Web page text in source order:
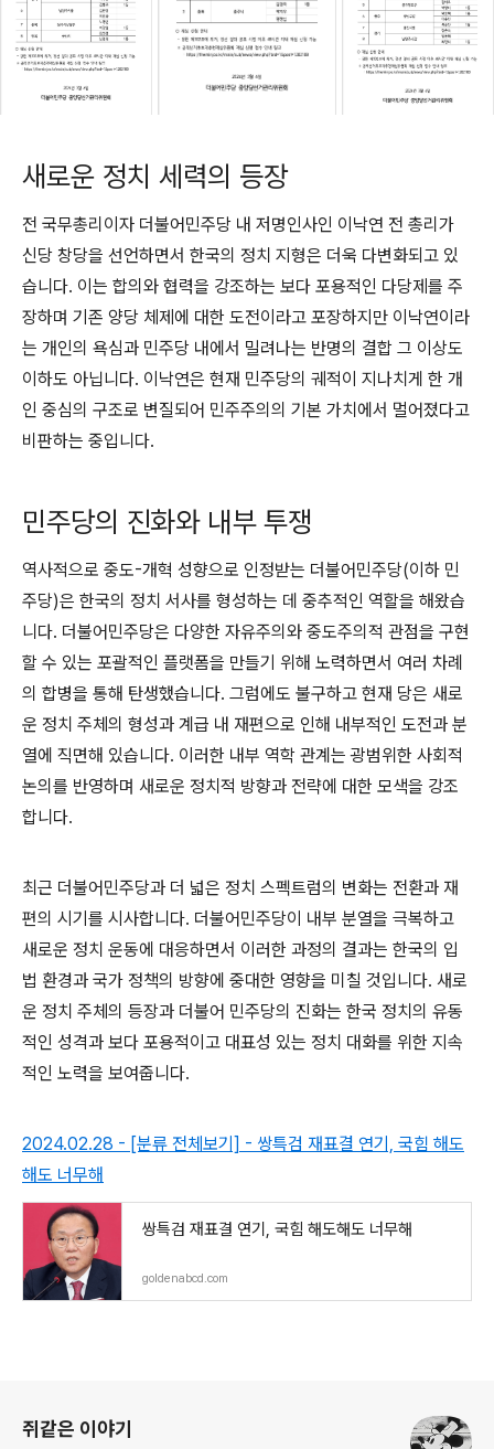
새로운 정치 세력의 등장
전 국무총리이자 더불어민주당 내 저명인사인 이낙연 전 총리가
신당 창당을 선언하면서 한국의 정치 지형은 더욱 다변화되고 있
습니다. 이는 합의와 협력을 강조하는 보다 포용적인 다당제를 주
장하며 기존 양당 체제에 대한 도전이라고 포장하지만 이낙연이라
는 개인의 욕심과 민주당 내에서 밀려나는 반명의 결합 그 이상도
이하도 아닙니다. 이낙연은 현재 민주당의 궤적이 지나치게 한 개
인 중심의 구조로 변질되어 민주주의의 기본 가치에서 멀어졌다고
비판하는 중입니다.
민주당의 진화와 내부 투쟁
역사적으로 중도-개혁 성향으로 인정받는 더불어민주당(이하 민
주당)은 한국의 정치 서사를 형성하는 데 중추적인 역할을 해왔습
니다. 더불어민주당은 다양한 자유주의와 중도주의적 관점을 구현
할 수 있는 포괄적인 플랫폼을 만들기 위해 노력하면서 여러 차례
의 합병을 통해 탄생했습니다. 그럼에도 불구하고 현재 당은 새로
운 정치 주체의 형성과 계급 내 재편으로 인해 내부적인 도전과 분
열에 직면해 있습니다. 이러한 내부 역학 관계는 광범위한 사회적
논의를 반영하며 새로운 정치적 방향과 전략에 대한 모색을 강조
합니다.
최근 더불어민주당과 더 넓은 정치 스펙트럼의 변화는 전환과 재
편의 시기를 시사합니다. 더불어민주당이 내부 분열을 극복하고
새로운 정치 운동에 대응하면서 이러한 과정의 결과는 한국의 입
법 환경과 국가 정책의 방향에 중대한 영향을 미칠 것입니다. 새로
운 정치 주체의 등장과 더불어 민주당의 진화는 한국 정치의 유동
적인 성격과 보다 포용적이고 대표성 있는 정치 대화를 위한 지속
적인 노력을 보여줍니다.
2024.02.28 - [분류 전체보기] - 쌍특검 재표결 연기, 국힘 해도
해도 너무해
쌍특검 재표결 연기, 국힘 해도해도 너무해
goldenabcd.com
쥐같은 이야기